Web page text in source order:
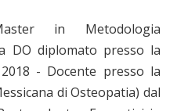
in Metodologia
DO diplomato presso la
- Docente presso la
di Osteopatia) dal